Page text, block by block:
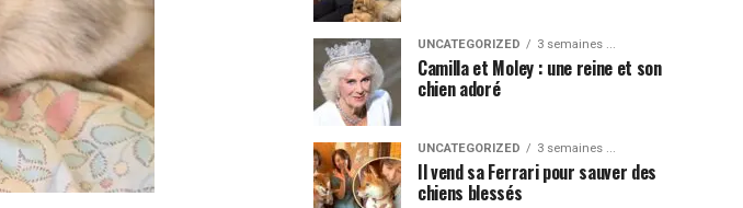
UNCATEGORIZED 3 semaines ...
Camilla et Moley : une reine et son
chien adoré
UNCATEGORIZED 3 semaines ...
Il vend sa Ferrari pour sauver des
chiens blessés